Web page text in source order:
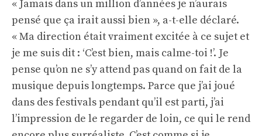
« Jamais dans un million d’années je n’aurais
pensé que ça irait aussi bien », a-t-elle déclaré.
« Ma direction était vraiment excitée à ce sujet et
je me suis dit : ‘C’est bien, mais calme-toi !’. Je
pense qu’on ne s’y attend pas quand on fait de la
musique depuis longtemps. Parce que j’ai joué
dans des festivals pendant qu’il est parti, j’ai
l’impression de le regarder de loin, ce qui le rend